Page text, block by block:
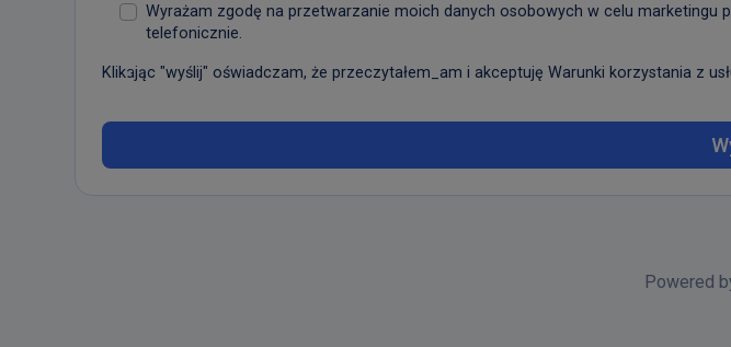
Wyrażam zgodę na przetwarzanie moich danych osobowych w celu
telefonicznie.
Klikając "wyślij" oświadczam, że przeczytałem_am i akceptuję Warunki korzystania z
Powered